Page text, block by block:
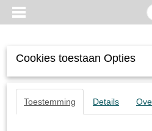
Cookies toestaan Opties
Toestemming Details